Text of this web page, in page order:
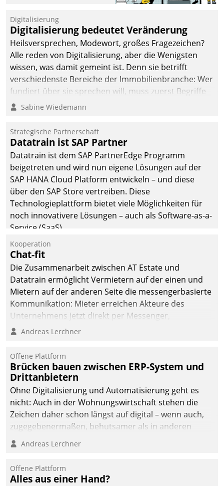
Jahresbeginn eine
Überblick, Einsicht und
Eingriff bietende Lösung.
Zur Entwicklung setzte
man auf
Cloudtechnologie,
bewährte und Startup-
agile Projektmethoden.
Digitalisierung
Digitalisierung bedeutet Veränderung
Heilsversprechen, Modewort, großes Fragezeichen?
Alle reden von Digitalisierung, aber die Wenigsten
wissen, was damit gemeint ist. Denn sie betrifft
verschiedenste Bereiche der Immobilienbranche: Wer
fundiert über sie sprechen will, muss zuerst Begriffe
klären. Ein Aspekt ist die betriebliche Optimierung:
Einsparungen durch optimierte und automatisierte
Prozesse. Doch man darf nicht zu viel erwarten: Allein
mit der Einführung einer neuen Software ist es nicht
getan. Die Digitalisierung erfordert von Unternehmen
die Bereitschaft, sich zu überprüfen, zu hinterfragen
und zu verändern.
Sabine Wiedemann
Strategische Partnerschaft
Datatrain ist SAP Partner
Datatrain ist dem SAP PartnerEdge Programm
beigetreten und wird nun eigene Lösungen auf der
SAP HANA Cloud Platform entwickeln – und diese
über den SAP Store vertreiben. Diese
Technologieplattform bietet viele Möglichkeiten für
noch innovativere Lösungen – auch als Software-as-a-
Service (SaaS).
Kooperation
Chat-fit
Die Zusammenarbeit zwischen AT Estate und
Datatrain ermöglicht Vermietern auf der einen und
Mietern auf der anderen Seite die messengerbasierte
Kommunikation: Mieter erreichen Akteure des
Unternehmens jetzt direkt per Messenger,
Mitarbeiter oder Dienstleister empfangen oder
Andreas Lerchner
Offene Plattform
Brücken bauen zwischen ERP-System und
Drittanbietern
Ohne Digitalisierung und Automatisierung geht es
nicht: Auch in der Wohnungswirtschaft stehen die
Zeichen daher schon längst auf digital – wenn auch,
zugegebenermaßen, behutsamer als in anderen
Branchen.
Andreas Lerchner
Offene Plattform
Alles aus einer Hand?